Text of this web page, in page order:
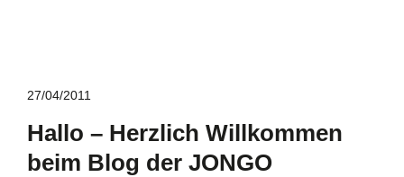
27/04/2011
Hallo – Herzlich Willkommen
beim Blog der JONGO